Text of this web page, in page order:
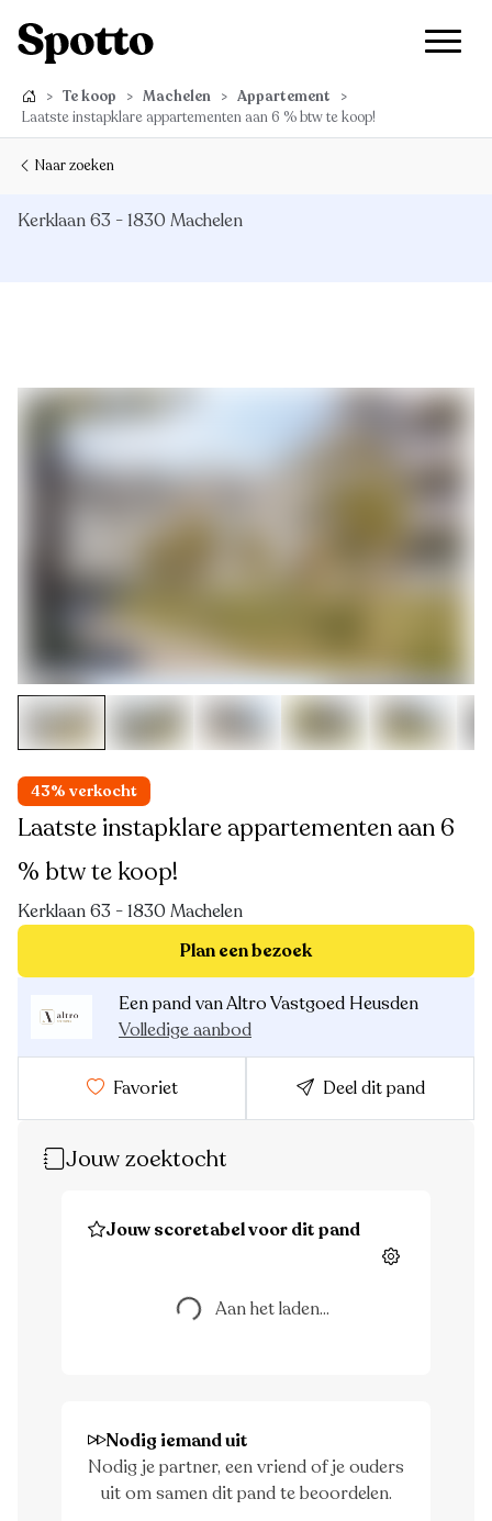
> Te koop > Machelen > Appartement
>
Laatste instapklare appartementen aan 6 % btw te koop!
Naar zoeken
Kerklaan 63 - 1830 Machelen
43% verkocht
Laatste instapklare appartementen aan 6
% btw te koop!
Kerklaan 63 - 1830 Machelen
Plan een bezoek
Een pand van Altro Vastgoed Heusden
Volledige aanbod
Favoriet Deel dit pand
Jouw zoektocht
Jouw scoretabel voor dit pand
Instellingen
Aan het laden... Aan het laden...
Nodig iemand uit
Nodig je partner, een vriend of je ouders
uit om samen dit pand te beoordelen.